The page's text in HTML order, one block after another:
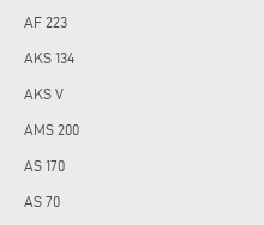
AF 223
AKS 134
AKS V
AMS 200
AS 170
AS 70